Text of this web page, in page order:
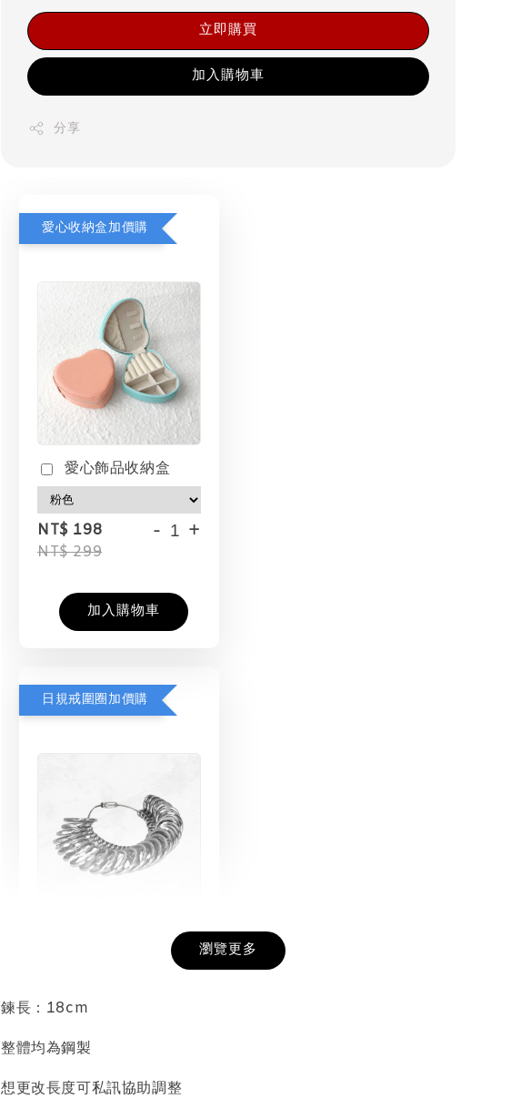
立即購買
加入購物車
分享
愛心收納盒加價購
愛心飾品收納盒
NT$ 198
NT$ 299
- +
加入購物車
日規戒圍圈加價購
+
加入購物車
瀏覽更多
鍊長：18cm
整體均為鋼製
想更改長度可私訊協助調整